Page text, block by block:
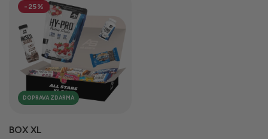
á
c
e
n
a
-25%
DOPRAVA ZDARMA
BOX XL